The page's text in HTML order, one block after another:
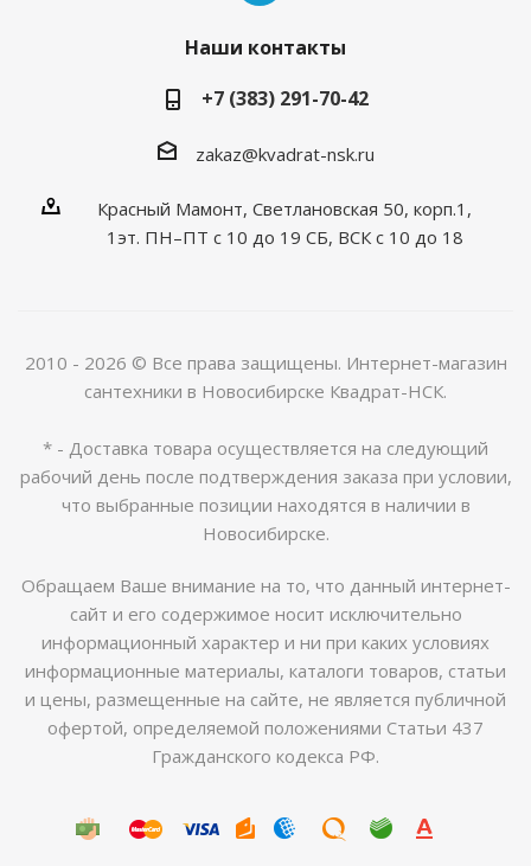
Наши контакты
+7 (383) 291-70-42
zakaz@kvadrat-nsk.ru
Красный Мамонт, Светлановская 50, корп.1,
1эт. ПН–ПТ с 10 до 19 CБ, ВСК с 10 до 18
2010 - 2026 © Все права защищены. Интернет-магазин
сантехники в Новосибирске Квадрат-НСК.
* - Доставка товара осуществляется на следующий
рабочий день после подтверждения заказа при условии,
что выбранные позиции находятся в наличии в
Новосибирске.
Обращаем Ваше внимание на то, что данный интернет-
сайт и его содержимое носит исключительно
информационный характер и ни при каких условиях
информационные материалы, каталоги товаров, статьи
и цены, размещенные на сайте, не является публичной
офертой, определяемой положениями Статьи 437
Гражданского кодекса РФ.